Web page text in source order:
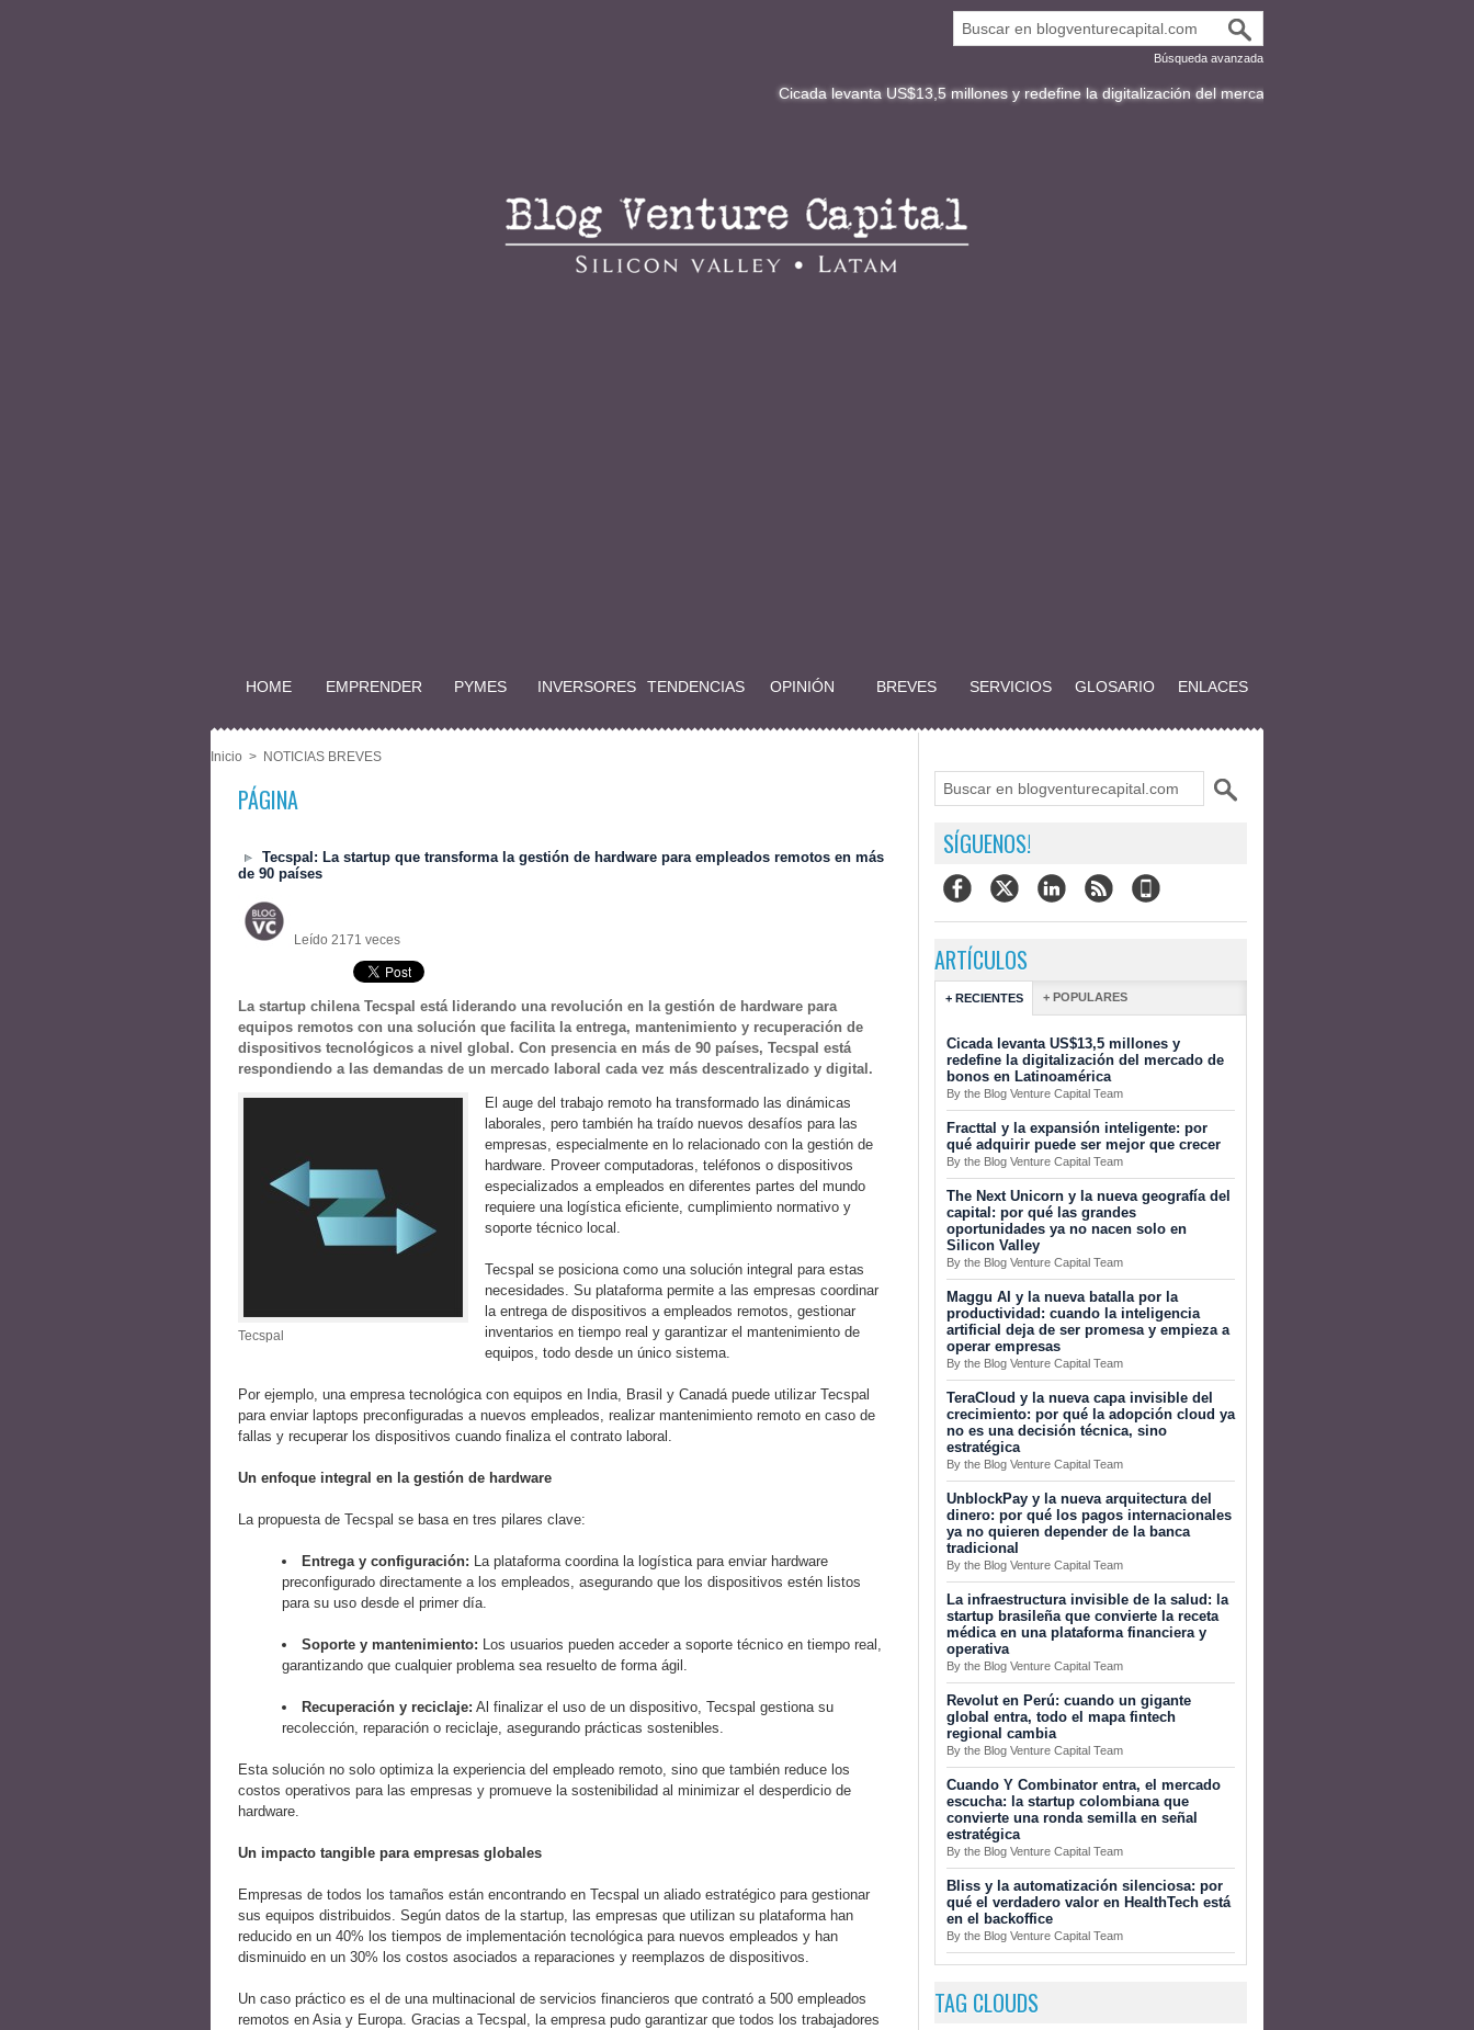
Búsqueda avanzada
Cicada levanta US$13,5 millones y redefine la digitalización del mercado de bonos en Latinoamérica
HOME EMPRENDER PYMES INVERSORES TENDENCIAS OPINIÓN BREVES SERVICIOS GLOSARIO ENLACES
Inicio > NOTICIAS BREVES
PÁGINA
Tecspal: La startup que transforma la gestión de hardware para empleados remotos en más
de 90 países
Leído 2171 veces
La startup chilena Tecspal está liderando una revolución en la gestión de hardware para
equipos remotos con una solución que facilita la entrega, mantenimiento y recuperación de
dispositivos tecnológicos a nivel global. Con presencia en más de 90 países, Tecspal está
respondiendo a las demandas de un mercado laboral cada vez más descentralizado y digital.
Tecspal
El auge del trabajo remoto ha transformado las dinámicas
laborales, pero también ha traído nuevos desafíos para las
empresas, especialmente en lo relacionado con la gestión de
hardware. Proveer computadoras, teléfonos o dispositivos
especializados a empleados en diferentes partes del mundo
requiere una logística eficiente, cumplimiento normativo y
soporte técnico local.
Tecspal se posiciona como una solución integral para estas
necesidades. Su plataforma permite a las empresas coordinar
la entrega de dispositivos a empleados remotos, gestionar
inventarios en tiempo real y garantizar el mantenimiento de
equipos, todo desde un único sistema.
Por ejemplo, una empresa tecnológica con equipos en India, Brasil y Canadá puede utilizar Tecspal
para enviar laptops preconfiguradas a nuevos empleados, realizar mantenimiento remoto en caso de
fallas y recuperar los dispositivos cuando finaliza el contrato laboral.
Un enfoque integral en la gestión de hardware
La propuesta de Tecspal se basa en tres pilares clave:
Entrega y configuración: La plataforma coordina la logística para enviar hardware
preconfigurado directamente a los empleados, asegurando que los dispositivos estén listos
para su uso desde el primer día.
Soporte y mantenimiento: Los usuarios pueden acceder a soporte técnico en tiempo real,
garantizando que cualquier problema sea resuelto de forma ágil.
Recuperación y reciclaje: Al finalizar el uso de un dispositivo, Tecspal gestiona su
recolección, reparación o reciclaje, asegurando prácticas sostenibles.
Esta solución no solo optimiza la experiencia del empleado remoto, sino que también reduce los
costos operativos para las empresas y promueve la sostenibilidad al minimizar el desperdicio de
hardware.
Un impacto tangible para empresas globales
Empresas de todos los tamaños están encontrando en Tecspal un aliado estratégico para gestionar
sus equipos distribuidos. Según datos de la startup, las empresas que utilizan su plataforma han
reducido en un 40% los tiempos de implementación tecnológica para nuevos empleados y han
disminuido en un 30% los costos asociados a reparaciones y reemplazos de dispositivos.
Un caso práctico es el de una multinacional de servicios financieros que contrató a 500 empleados
remotos en Asia y Europa. Gracias a Tecspal, la empresa pudo garantizar que todos los trabajadores
SÍGUENOS!
ARTÍCULOS
+ RECIENTES + POPULARES
Cicada levanta US$13,5 millones y
redefine la digitalización del mercado de
bonos en Latinoamérica
By the Blog Venture Capital Team
Fracttal y la expansión inteligente: por
qué adquirir puede ser mejor que crecer
By the Blog Venture Capital Team
The Next Unicorn y la nueva geografía del
capital: por qué las grandes
oportunidades ya no nacen solo en
Silicon Valley
By the Blog Venture Capital Team
Maggu AI y la nueva batalla por la
productividad: cuando la inteligencia
artificial deja de ser promesa y empieza a
operar empresas
By the Blog Venture Capital Team
TeraCloud y la nueva capa invisible del
crecimiento: por qué la adopción cloud ya
no es una decisión técnica, sino
estratégica
By the Blog Venture Capital Team
UnblockPay y la nueva arquitectura del
dinero: por qué los pagos internacionales
ya no quieren depender de la banca
tradicional
By the Blog Venture Capital Team
La infraestructura invisible de la salud: la
startup brasileña que convierte la receta
médica en una plataforma financiera y
operativa
By the Blog Venture Capital Team
Revolut en Perú: cuando un gigante
global entra, todo el mapa fintech
regional cambia
By the Blog Venture Capital Team
Cuando Y Combinator entra, el mercado
escucha: la startup colombiana que
convierte una ronda semilla en señal
estratégica
By the Blog Venture Capital Team
Bliss y la automatización silenciosa: por
qué el verdadero valor en HealthTech está
en el backoffice
By the Blog Venture Capital Team
TAG CLOUDS